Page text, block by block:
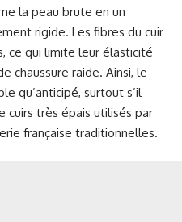
la peau brute en un
rigide. Les fibres du cuir
ce qui limite leur élasticité
chaussure raide. Ainsi, le
qu’anticipé, surtout s’il
cuirs très épais utilisés par
française traditionnelles.